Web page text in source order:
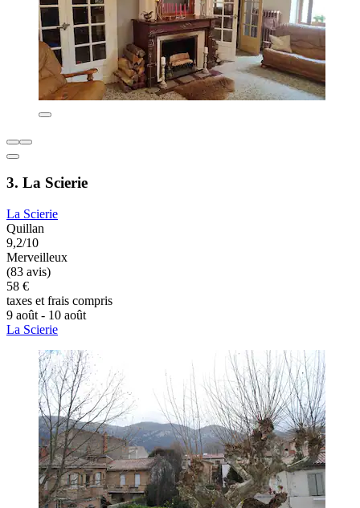
3. La Scierie
La Scierie
Quillan
9,2/10
Merveilleux
(83 avis)
58 €
taxes et frais compris
9 août - 10 août
La Scierie